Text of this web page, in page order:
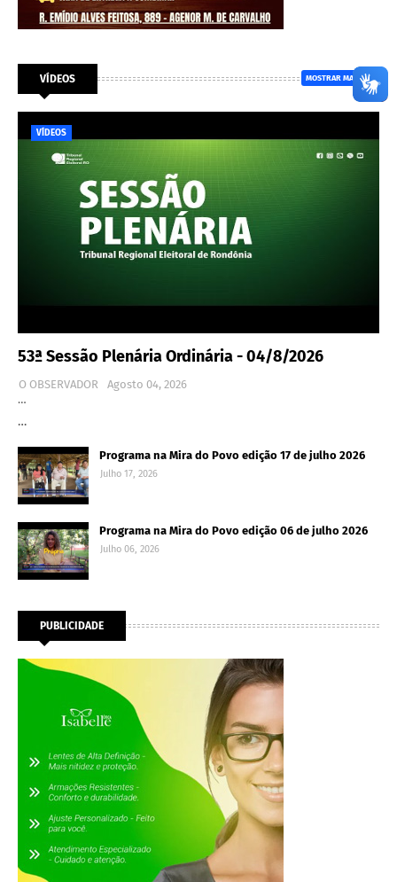
VÍDEOS MOSTRAR MAIS
VÍDEOS
53ª Sessão Plenária Ordinária - 04/8/2026
O OBSERVADOR
Agosto 04, 2026
…
…
Programa na Mira do Povo edição 17 de julho 2026
Julho 17, 2026
Programa na Mira do Povo edição 06 de julho 2026
Julho 06, 2026
PUBLICIDADE